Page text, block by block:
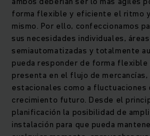
forma flexible y eficiente el ritmo
mismo. Por ello, confeccionamos
sus necesidades individuales,
semiautomatizadas y totalmente
pueda responder de forma flexible
presenta en el flujo de
estacionales como a fluctuaciones
crecimiento futuro. Desde el
planificación la posibilidad de
instalación para que pueda